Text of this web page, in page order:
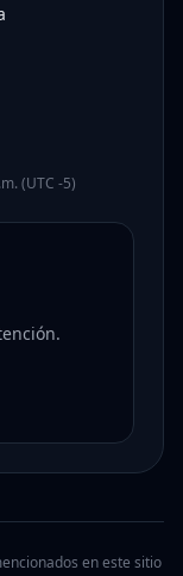
(UTC -5)
en este sitio